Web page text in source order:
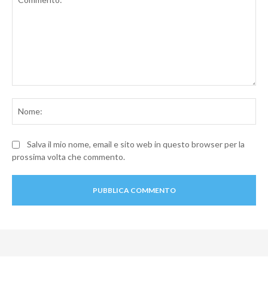
Salva il mio nome, email e sito web in questo browser per la
prossima volta che commento.